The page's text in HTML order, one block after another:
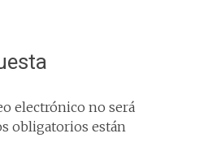
electrónico no será
obligatorios están